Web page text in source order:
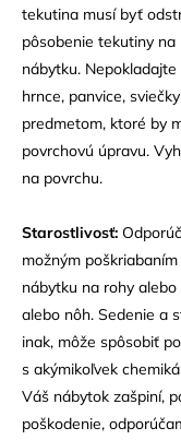
tekutina musí byť
pôsobenie tekutiny
nábytku.
hrnce, panvice,
predmetom, ktoré by
povrchovú úpravu.
na povrchu.
Starostlivosť:
možným
nábytku na rohy
alebo nôh. Sedenie a
inak, môže spôsobiť
s akýmikoľvek
Váš nábytok zašpiní,
poškodenie,